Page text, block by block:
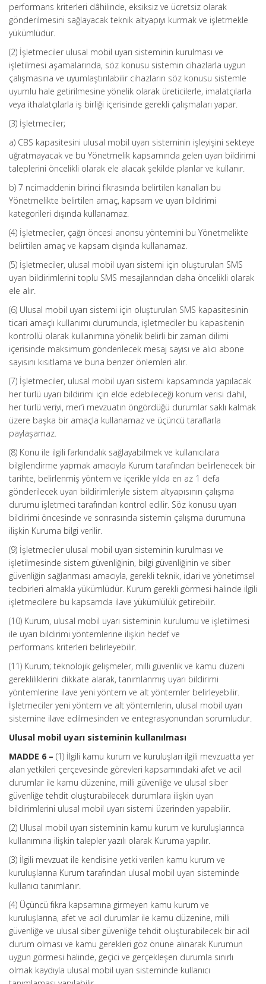
performans kriterleri dâhilinde, eksiksiz ve ücretsiz olarak
gönderilmesini sağlayacak teknik altyapıyı kurmak ve işletmekle
yükümlüdür.
(2) İşletmeciler ulusal mobil uyarı sisteminin kurulması ve
işletilmesi aşamalarında, söz konusu sistemin cihazlarla uygun
çalışmasına ve uyumlaştırılabilir cihazların söz konusu sistemle
uyumlu hale getirilmesine yönelik olarak üreticilerle, imalatçılarla
veya ithalatçılarla iş birliği içerisinde gerekli çalışmaları yapar.
(3) İşletmeciler;
a) CBS kapasitesini ulusal mobil uyarı sisteminin işleyişini sekteye
uğratmayacak ve bu Yönetmelik kapsamında gelen uyarı bildirimi
taleplerini öncelikli olarak ele alacak şekilde planlar ve kullanır.
b) 7 ncimaddenin birinci fıkrasında belirtilen kanalları bu
Yönetmelikte belirtilen amaç, kapsam ve uyarı bildirimi
kategorileri dışında kullanamaz.
(4) İşletmeciler, çağrı öncesi anonsu yöntemini bu Yönetmelikte
belirtilen amaç ve kapsam dışında kullanamaz.
(5) İşletmeciler, ulusal mobil uyarı sistemi için oluşturulan SMS
uyarı bildirimlerini toplu SMS mesajlarından daha öncelikli olarak
ele alır.
(6) Ulusal mobil uyarı sistemi için oluşturulan SMS kapasitesinin
ticari amaçlı kullanımı durumunda, işletmeciler bu kapasitenin
kontrollü olarak kullanımına yönelik belirli bir zaman dilimi
içerisinde maksimum gönderilecek mesaj sayısı ve alıcı abone
sayısını kısıtlama ve buna benzer önlemleri alır.
(7) İşletmeciler, ulusal mobil uyarı sistemi kapsamında yapılacak
her türlü uyarı bildirimi için elde edebileceği konum verisi dahil,
her türlü veriyi, mer’i mevzuatın öngördüğü durumlar saklı kalmak
üzere başka bir amaçla kullanamaz ve üçüncü taraflarla
paylaşamaz.
(8) Konu ile ilgili farkındalık sağlayabilmek ve kullanıcılara
bilgilendirme yapmak amacıyla Kurum tarafından belirlenecek bir
tarihte, belirlenmiş yöntem ve içerikle yılda en az 1 defa
gönderilecek uyarı bildirimleriyle sistem altyapısının çalışma
durumu işletmeci tarafından kontrol edilir. Söz konusu uyarı
bildirimi öncesinde ve sonrasında sistemin çalışma durumuna
ilişkin Kuruma bilgi verilir.
(9) İşletmeciler ulusal mobil uyarı sisteminin kurulması ve
işletilmesinde sistem güvenliğinin, bilgi güvenliğinin ve siber
güvenliğin sağlanması amacıyla, gerekli teknik, idari ve yönetimsel
tedbirleri almakla yükümlüdür. Kurum gerekli görmesi halinde ilgili
işletmecilere bu kapsamda ilave yükümlülük getirebilir.
(10) Kurum, ulusal mobil uyarı sisteminin kurulumu ve işletilmesi
ile uyarı bildirimi yöntemlerine ilişkin hedef ve
performans kriterleri belirleyebilir.
(11) Kurum; teknolojik gelişmeler, milli güvenlik ve kamu düzeni
gerekliliklerini dikkate alarak, tanımlanmış uyarı bildirimi
yöntemlerine ilave yeni yöntem ve alt yöntemler belirleyebilir.
İşletmeciler yeni yöntem ve alt yöntemlerin, ulusal mobil uyarı
sistemine ilave edilmesinden ve entegrasyonundan sorumludur.
Ulusal mobil uyarı sisteminin kullanılması
MADDE 6 – (1) İlgili kamu kurum ve kuruluşları ilgili mevzuatta yer
alan yetkileri çerçevesinde görevleri kapsamındaki afet ve acil
durumlar ile kamu düzenine, milli güvenliğe ve ulusal siber
güvenliğe tehdit oluşturabilecek durumlara ilişkin uyarı
bildirimlerini ulusal mobil uyarı sistemi üzerinden yapabilir.
(2) Ulusal mobil uyarı sisteminin kamu kurum ve kuruluşlarınca
kullanımına ilişkin talepler yazılı olarak Kuruma yapılır.
(3) İlgili mevzuat ile kendisine yetki verilen kamu kurum ve
kuruluşlarına Kurum tarafından ulusal mobil uyarı sisteminde
kullanıcı tanımlanır.
(4) Üçüncü fıkra kapsamına girmeyen kamu kurum ve
kuruluşlarına, afet ve acil durumlar ile kamu düzenine, milli
güvenliğe ve ulusal siber güvenliğe tehdit oluşturabilecek bir acil
durum olması ve kamu gerekleri göz önüne alınarak Kurumun
uygun görmesi halinde, geçici ve gerçekleşen durumla sınırlı
olmak kaydıyla ulusal mobil uyarı sisteminde kullanıcı